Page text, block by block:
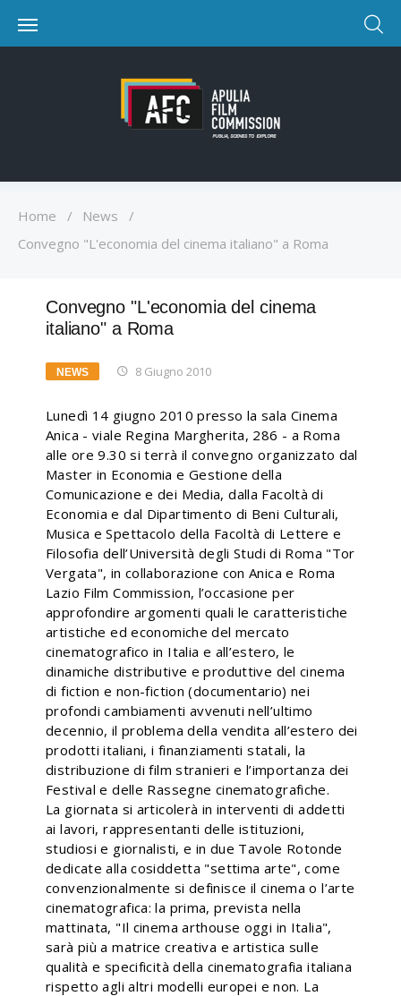
Home / News
/
Convegno "L'economia del cinema italiano" a Roma
Convegno "L'economia del cinema
italiano" a Roma
NEWS 8 Giugno 2010
Lunedì 14 giugno 2010 presso la sala Cinema
Anica - viale Regina Margherita, 286 - a Roma
alle ore 9.30 si terrà il convegno organizzato dal
Master in Economia e Gestione della
Comunicazione e dei Media, dalla Facoltà di
Economia e dal Dipartimento di Beni Culturali,
Musica e Spettacolo della Facoltà di Lettere e
Filosofia dell’Università degli Studi di Roma "Tor
Vergata", in collaborazione con Anica e Roma
Lazio Film Commission, l’occasione per
approfondire argomenti quali le caratteristiche
artistiche ed economiche del mercato
cinematografico in Italia e all’estero, le
dinamiche distributive e produttive del cinema
di fiction e non-fiction (documentario) nei
profondi cambiamenti avvenuti nell’ultimo
decennio, il problema della vendita all’estero dei
prodotti italiani, i finanziamenti statali, la
distribuzione di film stranieri e l’importanza dei
Festival e delle Rassegne cinematografiche.
La giornata si articolerà in interventi di addetti
ai lavori, rappresentanti delle istituzioni,
studiosi e giornalisti, e in due Tavole Rotonde
dedicate alla cosiddetta "settima arte", come
convenzionalmente si definisce il cinema o l’arte
cinematografica: la prima, prevista nella
mattinata, "Il cinema arthouse oggi in Italia",
sarà più a matrice creativa e artistica sulle
qualità e specificità della cinematografia italiana
rispetto agli altri modelli europei e non. La